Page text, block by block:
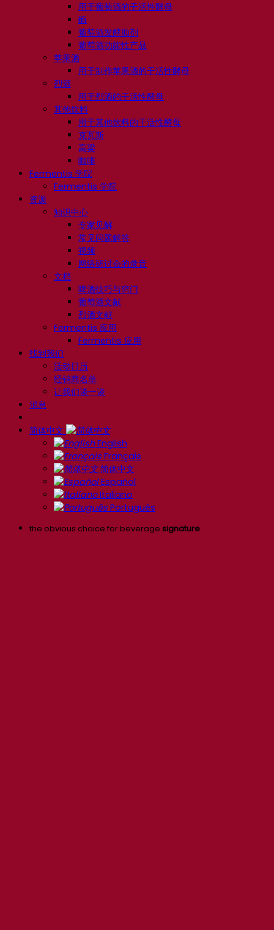
用于葡萄酒的干活性酵母
酶
葡萄酒发酵助剂
葡萄酒功能性产品
苹果酒
用于制作苹果酒的干活性酵母
烈酒
用于烈酒的干活性酵母
其他饮料
用于其他饮料的干活性酵母
克瓦斯
高粱
咖啡
Fermentis 学院
Fermentis 学院
资源
知识中心
专家见解
常见问题解答
视频
网络研讨会的录音
文档
啤酒技巧与窍门
葡萄酒文献
烈酒文献
Fermentis 应用
Fermentis 应用
找到我们
活动日历
经销商名单
让我们谈一谈
消息
简体中文
English
Français
简体中文
Español
Italiano
Português
the obvious choice for beverage signature